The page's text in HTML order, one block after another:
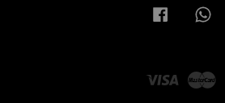
Facebook
Visa